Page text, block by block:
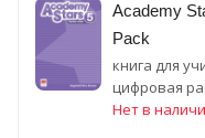
Academy
Pack
книга для
цифровая
ресурсные
Нет в